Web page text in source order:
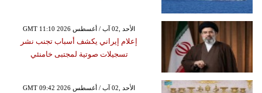
GMT 11:10 2026 الأحد ,02 آب / أغسطس
إعلام إيراني يكشف أسباب تجنب نشر
تسجيلات صوتية لمجتبى خامنئي
GMT 09:42 2026 الأحد ,02 آب / أغسطس